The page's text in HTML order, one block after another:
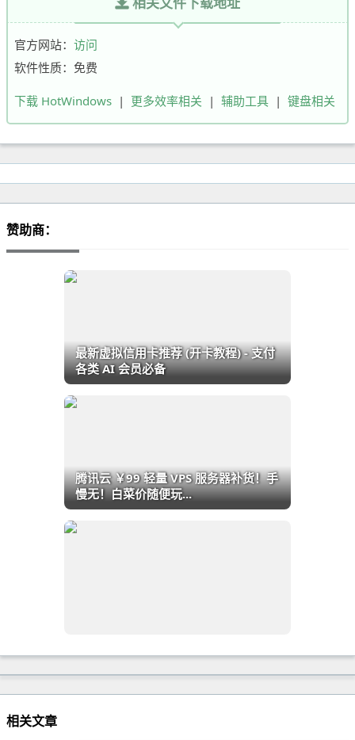
官方网站： 访问
软件性质：免费
下载 HotWindows | 更多效率相关 | 辅助工具 | 键盘相关
赞助商：
最新虚拟信用卡推荐 (开卡教程) - 支付
各类 AI 会员必备
腾讯云 ￥99 轻量 VPS 服务器补货！手
慢无！白菜价随便玩...
相关文章